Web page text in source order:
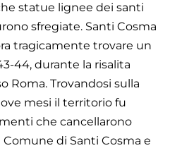
statue lignee dei santi
sfregiate. Santi Cosma
tragicamente trovare un
44, durante la risalita
Roma. Trovandosi sulla
mesi il territorio fu
che cancellarono
di Santi Cosma e